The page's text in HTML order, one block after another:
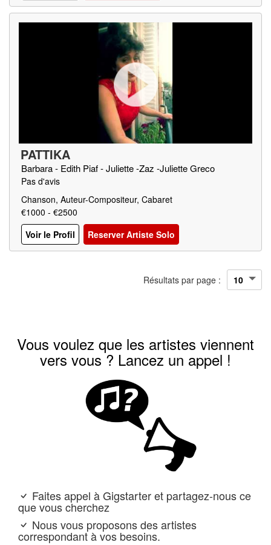
PATTIKA
Barbara - Edith Piaf - Juliette -Zaz -Juliette Greco
Pas d'avis
Chanson, Auteur-Compositeur, Cabaret
€1000 - €2500
Voir le Profil
Reserver Artiste Solo
Résultats par page :
Vous voulez que les artistes viennent
vers vous ? Lancez un appel !
Faites appel à Gigstarter et partagez-nous ce
que vous cherchez
Nous vous proposons des artistes
correspondant à vos besoins.